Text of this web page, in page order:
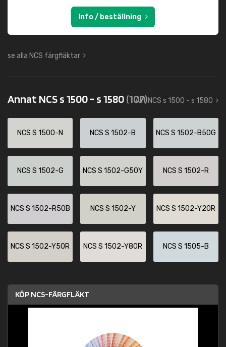
Info / beställning
se alla NCS färgfläktar
Annat NCS s 1500 - s 1580(107)
Allt NCS s 1500 - s 1580
NCS S 1500-N NCS S 1502-B NCS S 1502-B50G
NCS S 1502-G NCS S 1502-G50Y NCS S 1502-R
NCS S 1502-R50B NCS S 1502-Y NCS S 1502-Y20R
NCS S 1502-Y50R NCS S 1502-Y80R NCS S 1505-B
KÖP NCS-FÄRGFLÄKT